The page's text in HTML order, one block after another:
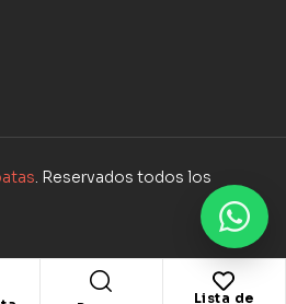
Lista de
. Reservados todos los